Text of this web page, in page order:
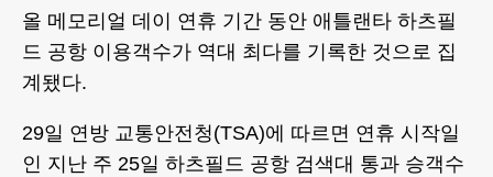
올 메모리얼 데이 연휴 기간 동안 애틀랜타 하츠필
드 공항 이용객수가 역대 최다를 기록한 것으로 집
계됐다.
29일 연방 교통안전청(TSA)에 따르면 연휴 시작일
인 지난 주 25일 하츠필드 공항 검색대 통과 승객수